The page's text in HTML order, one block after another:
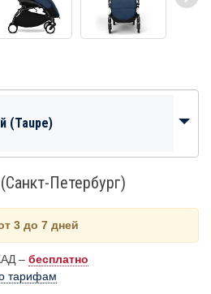
(Taupe)
Петербург)
3 до 7 дней
– бесплатно
тарифам